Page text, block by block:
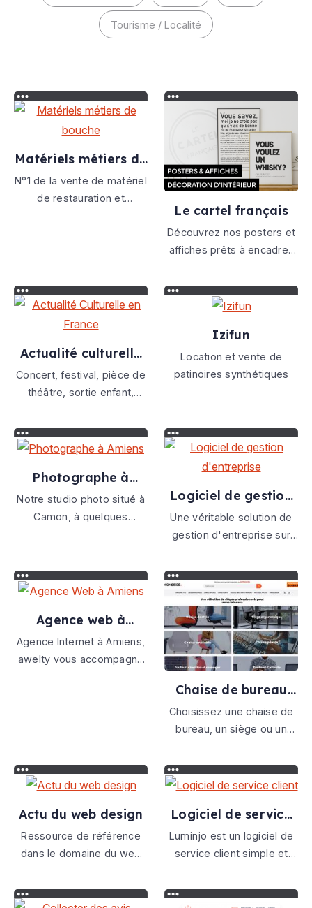
Tourisme / Localité
Matériels métiers de
bouche
N°1 de la vente de matériel
de restauration et
Le cartel français
Découvrez nos posters et
affiches prêts à encadrer.
sélection d'affiches
décoratives, de posters
citations pour sublimer
votre intérieur.
Actualité culturelle
en france
Concert, festival, pièce de
théâtre, sortie enfant,
encore exposition : ne
manquez pas les
culturels à venir dans toute
la France.
Izifun
Location et vente de
patinoires synthétiques
Photographe à
amiens
Notre studio photo situé à
Camon, à quelques
Hauts-de-France.
Logiciel de gestion
d'entreprise
Une véritable solution de
gestion d'entreprise sur
permet de facturer en
ligne, de créer des devis,
de gérer vos contacts et
documents.
Agence web à
amiens
Agence Internet à Amiens,
awelty vous accompagne
Chaise de bureau
professionnels
Choisissez une chaise de
bureau, un siège ou un
confortable et adapté à
vos habitudes de travail,
au bureau plus agréable
Actu du web design
Ressource de référence
dans le domaine du web
Logiciel de service
client
Luminjo est un logiciel de
service client simple et
d'offrir le meilleur support
client que vous soyez seul